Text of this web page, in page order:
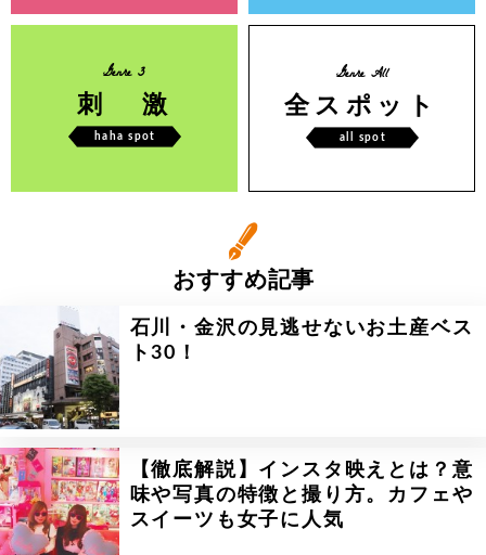
Genre 3
刺 激
haha spot
Genre All
全スポット
all spot
おすすめ記事
石川・金沢の見逃せないお土産ベス
ト30！
【徹底解説】インスタ映えとは？意
味や写真の特徴と撮り方。カフェや
スイーツも女子に人気